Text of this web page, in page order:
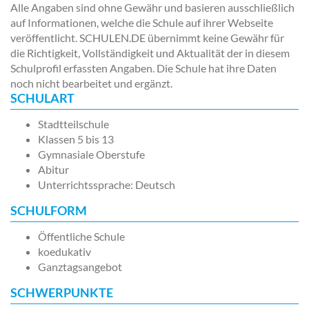
Alle Angaben sind ohne Gewähr und basieren ausschließlich
auf Informationen, welche die Schule auf ihrer Webseite
veröffentlicht. SCHULEN.DE übernimmt keine Gewähr für
die Richtigkeit, Vollständigkeit und Aktualität der in diesem
Schulprofil erfassten Angaben. Die Schule hat ihre Daten
noch nicht bearbeitet und ergänzt.
SCHULART
Stadtteilschule
Klassen 5 bis 13
Gymnasiale Oberstufe
Abitur
Unterrichtssprache: Deutsch
SCHULFORM
Öffentliche Schule
koedukativ
Ganztagsangebot
SCHWERPUNKTE